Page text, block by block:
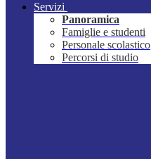
Servizi
Panoramica
Famiglie e studenti
Personale scolastico
Percorsi di studio